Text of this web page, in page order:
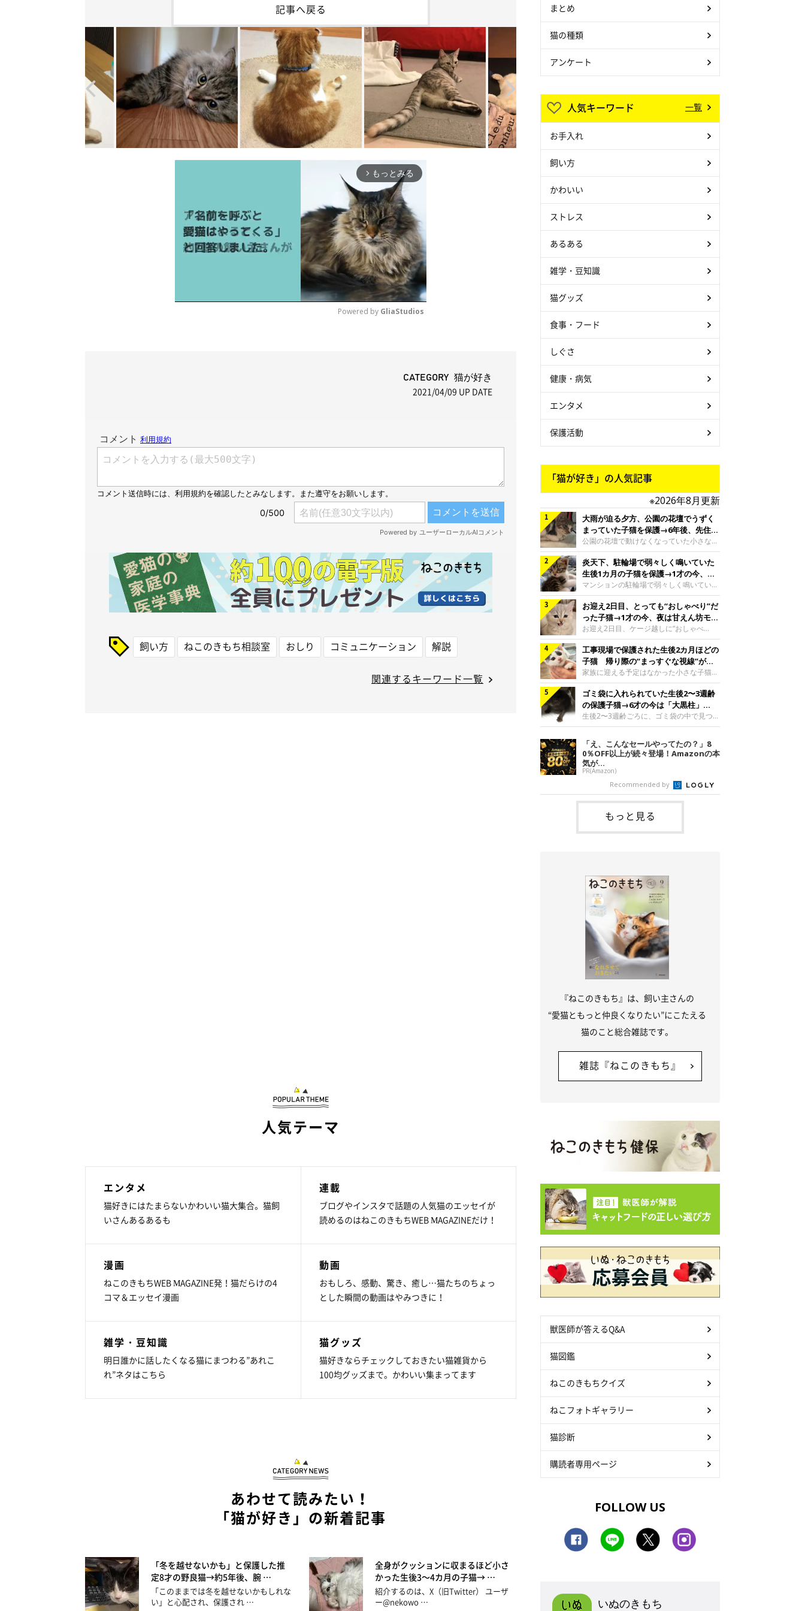
記事へ戻る
arrow_forward_ios もっとみる
Powered by GliaStudios
CATEGORY 猫が好き
2021/04/09 UP DATE
飼い方 ねこのきもち相談室 おしり コミュニケーション 解説
関連するキーワード一覧
人気テーマ
エンタメ
猫好きにはたまらないかわいい猫大集合。猫飼
いさんあるあるも
連載
ブログやインスタで話題の人気猫のエッセイが
読めるのはねこのきもちWEB MAGAZINEだけ！
漫画
ねこのきもちWEB MAGAZINE発！猫だらけの4
コマ＆エッセイ漫画
動画
おもしろ、感動、驚き、癒し…猫たちのちょっ
とした瞬間の動画はやみつきに！
雑学・豆知識
明日誰かに話したくなる猫にまつわる”あれこ
れ”ネタはこちら
猫グッズ
猫好きならチェックしておきたい猫雑貨から
100均グッズまで。かわいい集まってます
あわせて読みたい！
「猫が好き」の新着記事
「冬を越せないかも」と保護した推
定8才の野良猫→約5年後、腕 …
「このままでは冬を越せないかもしれな
い」と心配され、保護され …
全身がクッションに収まるほど小さ
かった生後3～4カ月の子猫→ …
紹介するのは、X（旧Twitter） ユーザ
ー@nekowo …
まとめ
猫の種類
アンケート
人気キーワード 一覧
お手入れ
飼い方
かわいい
ストレス
あるある
雑学・豆知識
猫グッズ
食事・フード
しぐさ
健康・病気
エンタメ
保護活動
「猫が好き」の人気記事
※2026年8月更新
大雨が迫る夕方、公園の花壇でうずく
まっていた子猫を保護→6年後、先住猫
と“姉妹”のような関係に
公園の花壇で動けなくなっていた小さな子
猫。家族に迎えられてから6年、先住猫と
の間には深い絆が育まれていました。保護
当時のティダちゃん。
@muumuu62197189紹介するのは、
X（旧Twitter）ユーザー
@muumuu62197189さんの愛猫・ティダ
ちゃん（取材時6才）の成長記録です。こ
ちらは、生後3カ月ごろのティダちゃん。
飼い主さんが出会ったのは、夜から大雨に
なると予報されていた日の夕方でした。花
壇で動けずにいた子猫保護したばかりのテ
ィダちゃん。@muumuu62197189飼い主
さんは、公園の
炎天下、駐輪場で弱々しく鳴いていた
生後1カ月の子猫を保護→1才の今、筋
肉質でツンデレなコに成長
マンションの駐輪場で弱々しく鳴いてい
た、生後1カ月ほどの子猫。家族に迎えら
れてから1年、体も行動も大きく成長しま
した。炎天下の駐輪場で鳴いていた小さな
子猫保護当時のモモちゃん。@Kingponzu
紹介するのは、X（旧Twitter）ユーザー
@Kingponzuさんの愛猫・モモちゃん（取
材時1才）の成長記録です。こちらは、モ
モちゃんが生後1カ月ごろに撮影された一
枚。飼い主さんの自宅マンションの駐輪場
で鳴いていたところを保護された当時の姿
です。子猫時代のモモちゃん。
@Kingponzuその日は気温が35℃を
お迎え2日目、とっても“おしゃべり”だ
った子猫→1才の今、夜は甘えん坊モー
ドになるコに成長！
お迎え2日目、ケージ越しに“おしゃべ
り”する姿を見せていた子猫。1才になった
今も見せる愛らしい姿にキュンとします。
お迎え2日目、ケージ越しに何かを伝える
ももちゃん“おしゃべり”なももちゃん。
@poocoonyan紹介するのは、Instagram
ユーザー@poocoonyanさんの愛猫・もも
ちゃん（取材時1才／マンチカン）です。
こちらの動画は、ももちゃんが生後2カ月
を過ぎたころ、お迎え2日目に撮影された
ため、当時はケージの中で過ごしていまし
た。鳴いてアピールするももち
工事現場で保護された生後2カ月ほどの
子猫 帰り際の“まっすぐな視線”が忘
れられず、家族の一員に
家族に迎える予定はなかった小さな子猫。
帰り際に見せた姿が、飼い主さんの心に残
りました。保護当時の夏目ちゃん。
@shibainu_rintaro紹介するのは、
Instagramユーザー@shibainu_rintaroさ
んの愛猫・夏目（なつめ）ちゃん（取材時
れ、保護された当時は生後2カ月ほどだっ
たといいます。新しい飼い主を探すつもり
が……保護されてケージに入っている夏目
ちゃん。@shibainu_rintaro夏目ちゃんを
保護したのは、以前、飼い主さんの愛猫・
ちくわく
ゴミ袋に入れられていた生後2〜3週齢
の保護子猫→6才の今は「大黒柱」
に！ 美しい黒猫に成長した姿にグッ
とくる
生後2〜3週齢ごろに、ゴミ袋の中で見つか
った小さな命。ミルクから育てられたその
子猫は今、家族に欠かせない存在へと成長
しました。ゴミ袋の中で見つかった、ミニ
モグラのような子猫よちよち歩きをしてい
たころの、生後2〜3週齢ごろのドンちゃ
ん。@doddou_1今回紹介するのは、
X（旧Twitter）ユーザー@doddou_1さん
の愛猫・ドンちゃん（取材時、推定6才／
本名：ドミトリー・ドンスコイ）。ドンち
ゃんは、保護猫でした。ドンちゃんが見つ
かったのは、飼い主さんの姉の勤め先の敷
「え、こんなセールやってたの？」8
0％OFF以上が続々登場！Amazonの本
気が...
PR(Amazon)
Recommended by
もっと見る
『ねこのきもち』は、飼い主さんの
“愛猫ともっと仲良くなりたい”にこたえる
猫のこと総合雑誌です。
雑誌『ねこのきもち』
獣医師が答えるQ&A
猫図鑑
ねこのきもちクイズ
ねこフォトギャラリー
猫診断
購読者専用ページ
FOLLOW US
いぬのきもち